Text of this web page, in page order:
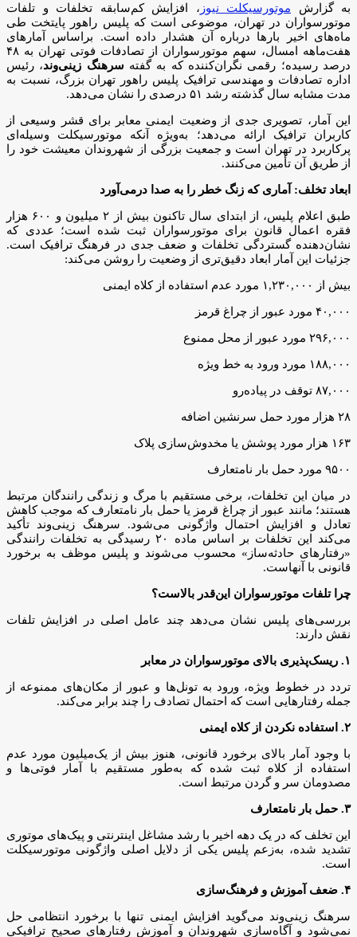
به گزارش موتورسیکلت نیوز ، افزایش کم‌سابقه تخلفات و تلفات
موتورسواران در تهران، موضوعی است که پلیس راهور پایتخت طی
ماه‌های اخیر بارها درباره آن هشدار داده است. براساس آمارهای
هفت‌ماهه امسال، سهم موتورسواران از تصادفات فوتی تهران به ۴۸
درصد رسیده؛ رقمی نگران‌کننده که به گفته سرهنگ زینی‌وند، رئیس
اداره تصادفات و مهندسی ترافیک پلیس راهور تهران بزرگ، نسبت به
مدت مشابه سال گذشته رشد ۵۱ درصدی را نشان می‌دهد.
این آمار، تصویری جدی از وضعیت ایمنی معابر برای قشر وسیعی از
کاربران ترافیک ارائه می‌دهد؛ به‌ویژه آنکه موتورسیکلت وسیله‌ای
پرکاربرد در تهران است و جمعیت بزرگی از شهروندان معیشت خود را
از طریق آن تأمین می‌کنند.
ابعاد تخلف: آماری که زنگ خطر را به صدا درمی‌آورد
طبق اعلام پلیس، از ابتدای سال تاکنون بیش از ۲ میلیون و ۶۰۰ هزار
فقره اعمال قانون برای موتورسواران ثبت شده است؛ عددی که
نشان‌دهنده گستردگی تخلفات و ضعف جدی در فرهنگ ترافیک است.
جزئیات این آمار ابعاد دقیق‌تری از وضعیت را روشن می‌کند:
بیش از ۱,۲۳۰,۰۰۰ مورد عدم استفاده از کلاه ایمنی
۴۰,۰۰۰ مورد عبور از چراغ قرمز
۲۹۶,۰۰۰ مورد عبور از محل ممنوع
۱۸۸,۰۰۰ مورد ورود به خط ویژه
۸۷,۰۰۰ توقف در پیاده‌رو
۲۸ هزار مورد حمل سرنشین اضافه
۱۶۳ هزار مورد پوشش یا مخدوش‌سازی پلاک
۹۵۰۰ مورد حمل بار نامتعارف
در میان این تخلفات، برخی مستقیم با مرگ و زندگی رانندگان مرتبط
هستند؛ مانند عبور از چراغ قرمز یا حمل بار نامتعارف که موجب کاهش
تعادل و افزایش احتمال واژگونی می‌شود. سرهنگ زینی‌وند تأکید
می‌کند این تخلفات بر اساس ماده ۲۰ رسیدگی به تخلفات رانندگی
«رفتارهای حادثه‌ساز» محسوب می‌شوند و پلیس موظف به برخورد
قانونی با آنهاست.
چرا تلفات موتورسواران این‌قدر بالاست؟
بررسی‌های پلیس نشان می‌دهد چند عامل اصلی در افزایش تلفات
نقش دارند:
۱. ریسک‌پذیری بالای موتورسواران در معابر
تردد در خطوط ویژه، ورود به تونل‌ها و عبور از مکان‌های ممنوعه از
جمله رفتارهایی است که احتمال تصادف را چند برابر می‌کند.
۲. استفاده نکردن از کلاه ایمنی
با وجود آمار بالای برخورد قانونی، هنوز بیش از یک‌میلیون مورد عدم
استفاده از کلاه ثبت شده که به‌طور مستقیم با آمار فوتی‌ها و
مصدومان سر و گردن مرتبط است.
۳. حمل بار نامتعارف
این تخلف که در یک دهه اخیر با رشد مشاغل اینترنتی و پیک‌های موتوری
تشدید شده، به‌زعم پلیس یکی از دلایل اصلی واژگونی موتورسیکلت
است.
۴. ضعف آموزش و فرهنگ‌سازی
سرهنگ زینی‌وند می‌گوید افزایش ایمنی تنها با برخورد انتظامی حل
نمی‌شود و آگاه‌سازی شهروندان و آموزش رفتارهای صحیح ترافیکی